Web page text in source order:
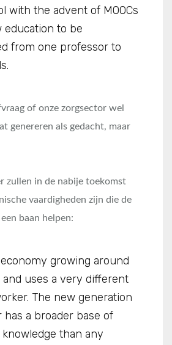
with the advent of MOOCs
education to be
from one professor to
of onze zorgsector wel
genereren als gedacht, maar
zullen in de nabije toekomst
vaardigheden zijn die de
baan helpen:
growing around
and uses a very different
The new generation
has a broader base of
than any